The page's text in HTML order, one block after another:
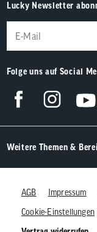
Lucky Newsletter
Folge uns auf Social
Weitere Themen &
AGB Impressum
Cookie-Einstellungen